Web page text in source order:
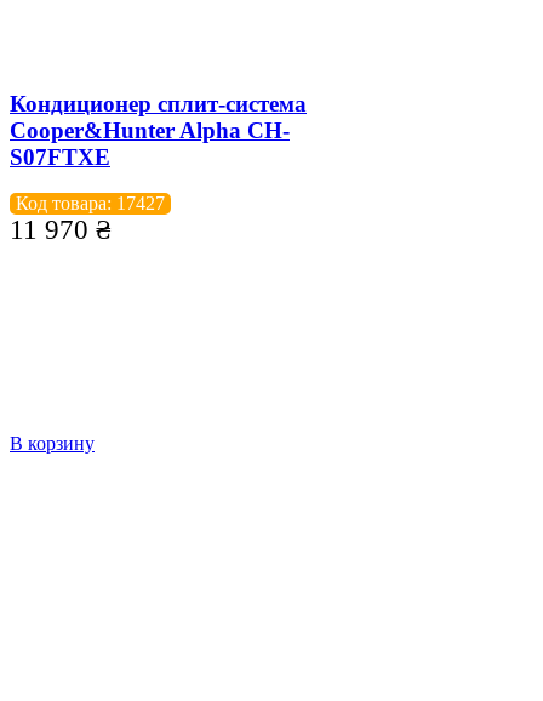
Кондиционер сплит-система
Cooper&Hunter Alpha CH-
S07FTXE
Код товара: 17427
11 970 ₴
В корзину